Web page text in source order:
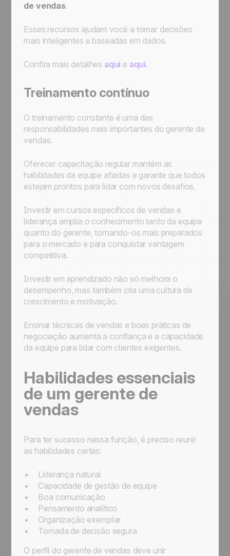
de vendas.
Esses recursos ajudam você a tomar decisões
mais inteligentes e baseadas em dados.
Confira mais detalhes aqui e aqui.
Treinamento contínuo
O treinamento constante é uma das
responsabilidades mais importantes do gerente de
vendas.
Oferecer capacitação regular mantém as
habilidades da equipe afiadas e garante que todos
estejam prontos para lidar com novos desafios.
Investir em cursos específicos de vendas e
liderança amplia o conhecimento tanto da equipe
quanto do gerente, tornando-os mais preparados
para o mercado e para conquistar vantagem
competitiva.
Investir em aprendizado não só melhora o
desempenho, mas também cria uma cultura de
crescimento e motivação.
Ensinar técnicas de vendas e boas práticas de
negociação aumenta a confiança e a capacidade
da equipe para lidar com clientes exigentes.
Habilidades essenciais
de um gerente de
vendas
Para ter sucesso nessa função, é preciso reunir
as habilidades certas:
Liderança natural
Capacidade de gestão de equipe
Boa comunicação
Pensamento analítico
Organização exemplar
Tomada de decisão segura
O perfil do gerente de vendas deve unir